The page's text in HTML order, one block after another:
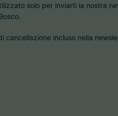
solo per inviarti la nostra
cancellazione incluso nella